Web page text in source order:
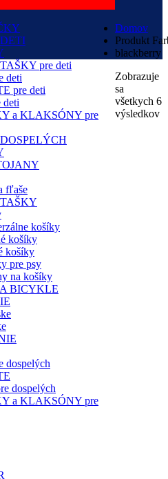
pre deti
deti
pre deti
deti
a KLAKSÓNY pre
fľaše
košíky
košíky
košíky
pre psy
na košíky
BICYKLE
dospelých
dospelých
a KLAKSÓNY pre
Domov
Produkt
blackberry
Zobrazuje
sa
všetkych 6
výsledkov